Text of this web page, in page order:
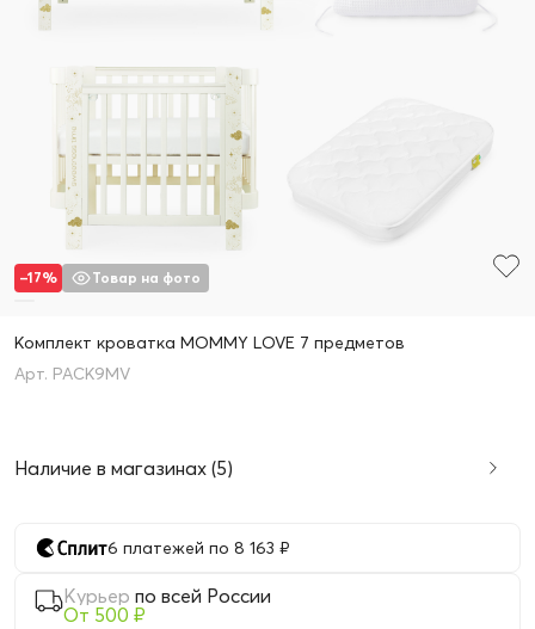
Комплект кроватка MOMMY LOVE 7 предметов
PACK9MV
Наличие в магазинах (5)
6 платежей по 8 163 ₽
Курьер по всей России
От 500 ₽
–17% Товар на фото